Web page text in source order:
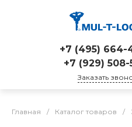
+7 (495) 664-
+7 (929) 508-
Заказать
Главная / Каталог товаров /